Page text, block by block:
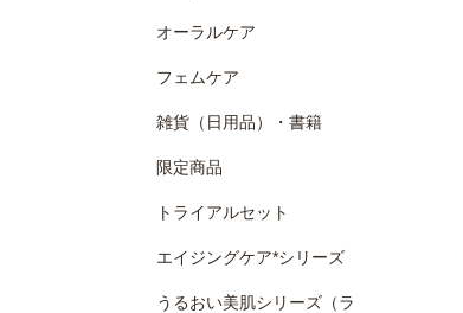
オーラルケア
フェムケア
雑貨（日用品）・書籍
限定商品
トライアルセット
エイジングケア*シリーズ
うるおい美肌シリーズ（ラ